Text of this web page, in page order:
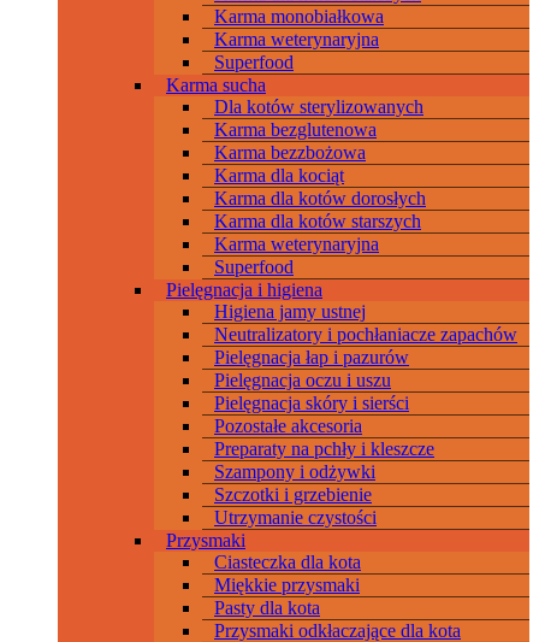
Karma monobiałkowa
Karma weterynaryjna
Superfood
Karma sucha
Dla kotów sterylizowanych
Karma bezglutenowa
Karma bezzbożowa
Karma dla kociąt
Karma dla kotów dorosłych
Karma dla kotów starszych
Karma weterynaryjna
Superfood
Pielęgnacja i higiena
Higiena jamy ustnej
Neutralizatory i pochłaniacze zapachów
Pielęgnacja łap i pazurów
Pielęgnacja oczu i uszu
Pielęgnacja skóry i sierści
Pozostałe akcesoria
Preparaty na pchły i kleszcze
Szampony i odżywki
Szczotki i grzebienie
Utrzymanie czystości
Przysmaki
Ciasteczka dla kota
Miękkie przysmaki
Pasty dla kota
Przysmaki odkłaczające dla kota